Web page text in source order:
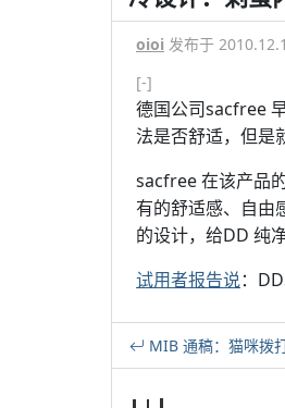
oioi 发布于
[-]
德国公司sacfree
法是否舒适，但是
sacfree 在该产品
有的舒适感、自
的设计，给DD 纯
试用者报告说：
MIB 通稿：猫咪拨